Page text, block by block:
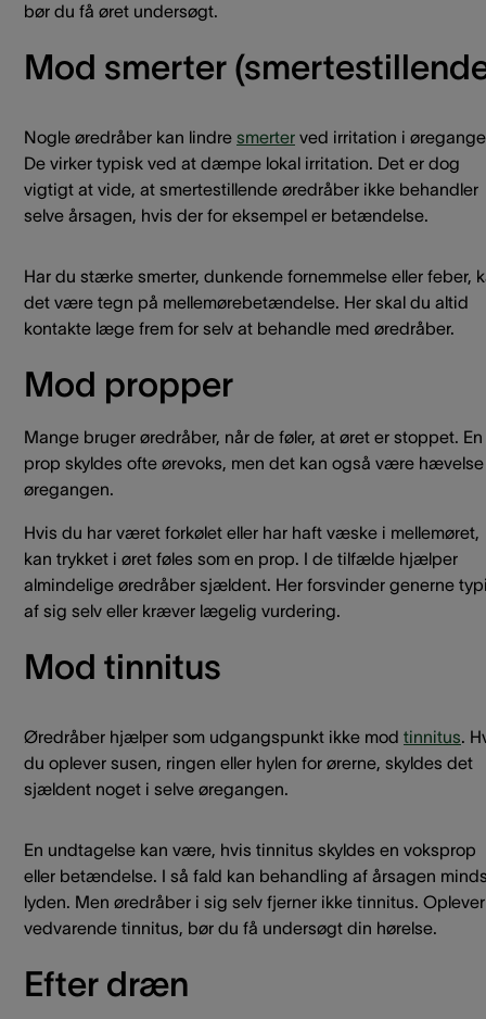
bør du få øret undersøgt.
Mod smerter
Nogle øredråber kan lindre smerter ved irritation i
De virker typisk ved at dæmpe lokal irritation. Det er dog
vigtigt at vide, at smertestillende øredråber ikke behandler
selve årsagen, hvis der for eksempel er betændelse.
Har du stærke smerter, dunkende fornemmelse eller feber,
det være tegn på mellemørebetændelse. Her skal du altid
kontakte læge frem for selv at behandle med øredråber.
Mod propper
Mange bruger øredråber, når de føler, at øret er stoppet. En
prop skyldes ofte ørevoks, men det kan også være
øregangen.
Hvis du har været forkølet eller har haft væske i mellemøret,
kan trykket i øret føles som en prop. I de tilfælde hjælper
almindelige øredråber sjældent. Her forsvinder generne
af sig selv eller kræver lægelig vurdering.
Mod tinnitus
Øredråber hjælper som udgangspunkt ikke mod tinnitus.
du oplever susen, ringen eller hylen for ørerne, skyldes det
sjældent noget i selve øregangen.
En undtagelse kan være, hvis tinnitus skyldes en voksprop
eller betændelse. I så fald kan behandling af årsagen
lyden. Men øredråber i sig selv fjerner ikke tinnitus.
vedvarende tinnitus, bør du få undersøgt din hørelse.
Efter dræn